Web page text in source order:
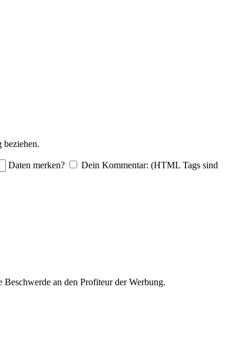
beziehen.
Daten merken? Dein Kommentar: (HTML Tags sind
an den Profiteur der Werbung.